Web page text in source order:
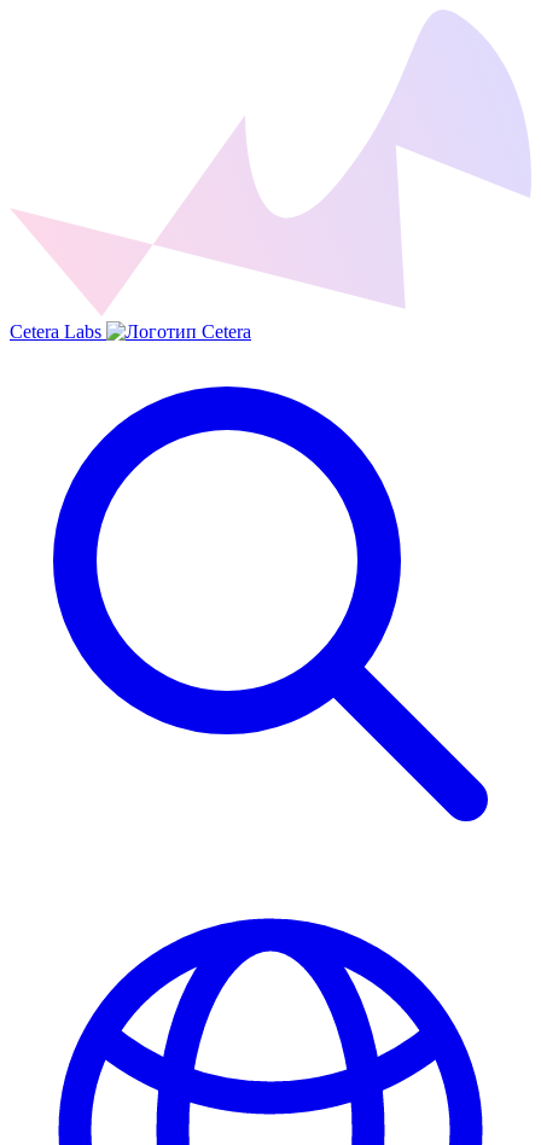
Cetera Labs